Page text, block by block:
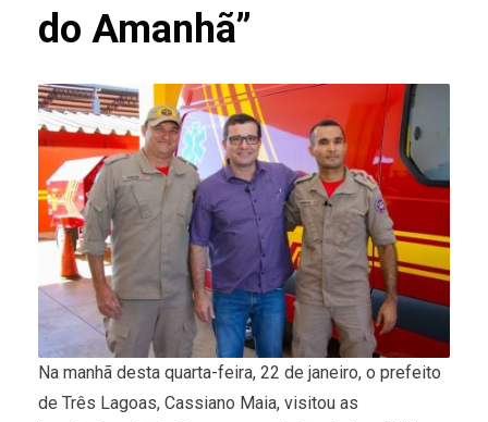
do Amanhã”
Na manhã desta quarta-feira, 22 de janeiro, o prefeito
de Três Lagoas, Cassiano Maia, visitou as